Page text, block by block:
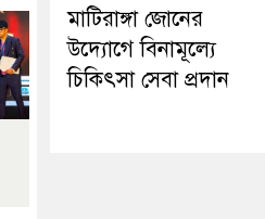
মাটিরাঙ্গা জোনের
উদ্যোগে বিনামূল্যে
চিকিৎসা সেবা প্রদান